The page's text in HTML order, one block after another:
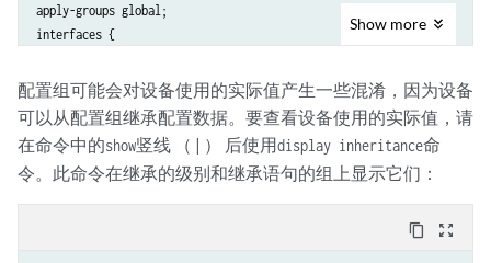
apply-groups global;
interfaces {
apply-groups-except global;  # Disables inheritance from
        # so-1/1/0 uses default value for “hold-time”
        # and "link-mode"
    }
Show more
配置组可能会对设备使用的实际值产生一些混淆，因为设备
可以从配置组继承配置数据。要查看设备使用的实际值，请
在命令中的show竖线 （ | ） 后使用display inheritance命
令。此命令在继承的级别和继承语句的组上显示它们：
content_copy zoom_out_map